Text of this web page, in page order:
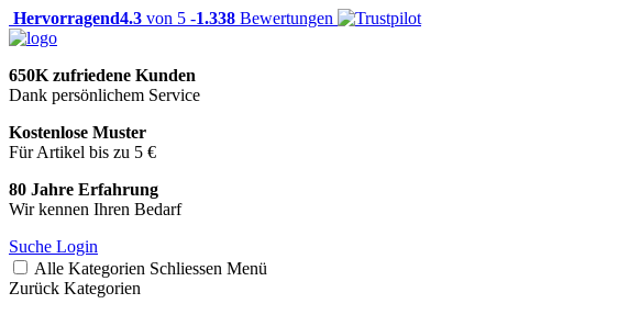
Hervorragend4.3 von 5 -1.338 Bewertungen
650K zufriedene Kunden
Dank persönlichem Service
Kostenlose Muster
Für Artikel bis zu 5 €
80 Jahre Erfahrung
Wir kennen Ihren Bedarf
Suche Login
Alle Kategorien Schliessen Menü
Zurück Kategorien